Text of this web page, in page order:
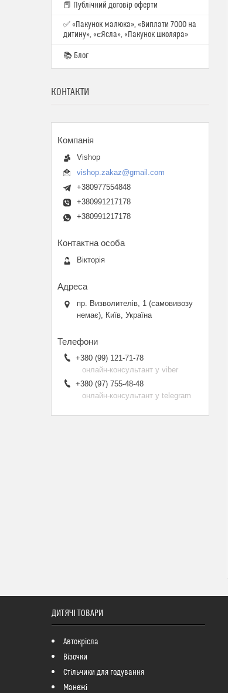
📕 Публічний договір оферти
✅ «Пакунок малюка», «Виплати 7000 на
дитину», «єЯсла», «Пакунок школяра»
📚 Блог
КОНТАКТИ
Vishop
vishop.zakaz@gmail.com
+380977554848
+380991217178
+380991217178
Вікторія
пр. Визволителів, 1 (самовивозу
немає), Київ, Україна
+380 (99) 121-71-78
онлайн-консультант у viber
+380 (97) 755-48-48
онлайн-консультант у telegram
ДИТЯЧІ ТОВАРИ
Автокрісла
Візочки
Стільчики для годування
Манежі